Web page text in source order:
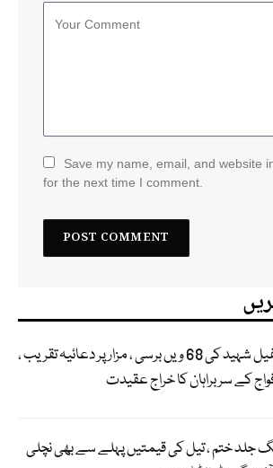
Save my name, email, and website
for the next time I comment.
میجر طفیل شہید کی 68 ویں برسی ، مزار پر دعائیہ تقریب ،
کے سربراہان کا خراج عقیدت
جلد ختم ، تیل کی قیمتیں پہلے سے بھی نچلی